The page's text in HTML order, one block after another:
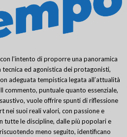
l’intento di proporre una panoramica
ed agonistica dei protagonisti,
adeguata tempistica legata all’attualità
commento, puntuale quanto essenziale,
vuole offrire spunti di riflessione
nei suoi reali valori, con passione e
tutte le discipline, dalle più popolari e
meno seguito, identificano